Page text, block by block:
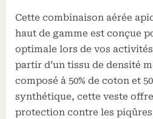
Cette combinaison aérée
haut de gamme est conçue
optimale lors de vos
partir d’un tissu de densité
composé à 50% de coton et
synthétique, cette veste
protection contre les piqûres